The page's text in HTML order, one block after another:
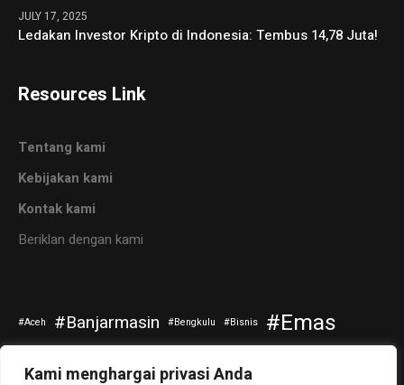
Kami menghargai privasi Anda
JULY 17, 2025
Ledakan Investor Kripto di Indonesia: Tembus 14,78 Juta!
Resources Link
Tentang kami
Kebijakan kami
Kontak kami
Beriklan dengan kami
Aceh Banjarmasin Bengkulu Bisnis Emas
Kripto